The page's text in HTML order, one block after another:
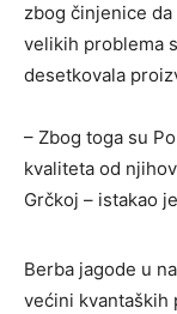
zbog činjenice da
velikih problema
desetkovala
– Zbog toga su
kvaliteta od
Grčkoj – istakao
Berba jagode u
većini kvantaških